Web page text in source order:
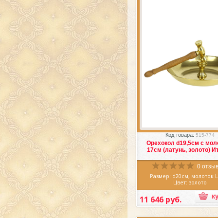
Код товара:515-774
Орехокол d19,5см с
17см (латунь, золото)
0
Размер: d20см, молоток
Цвет: золото
Материал: латунь
Производитель:
Очаровательный Орехокол
11 646 руб.